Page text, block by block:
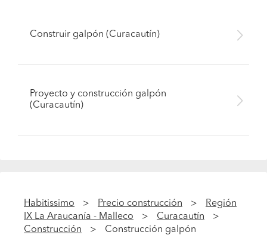
Construir galpón (Curacautín)
Proyecto y construcción galpón
(Curacautín)
Habitissimo Precio construcción
Región
IX La Araucanía - Malleco
Curacautín
Construcción
Construcción galpón